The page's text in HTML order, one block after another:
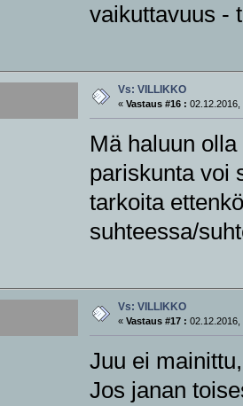
vaikuttavuus -
Vs: VILLIKKO
« Vastaus #16 : 02.12.2016,
Mä haluun
pariskunta voi
tarkoita
suhteessa/
Vs: VILLIKKO
« Vastaus #17 : 02.12.2016,
Juu ei
Jos janan